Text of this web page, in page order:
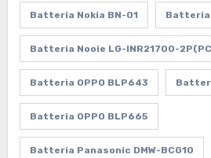
Batteria Nokia BN-01 Batteria
Batteria Nooie LG-INR21700-
Batteria OPPO BLP643
Batteria OPPO BLP665
Batteria Panasonic DMW-BCG10